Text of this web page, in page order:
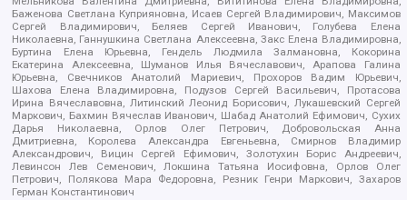
Баженова Светлана Куприяновна, Исаев Сергей Владимирович, Максимов
Сергей Владимирович, Беляев Сергей Иванович, Голубева Елена
Николаевна, Ганнушкина Светлана Алексеевна, Закс Елена Владимировна,
Буртина Елена Юрьевна, Гендель Людмила Залмановна, Кокорина
Екатерина Алексеевна, Шуманов Илья Вячеславович, Арапова Галина
Юрьевна, Свечников Анатолий Мариевич, Прохоров Вадим Юрьевич,
Шахова Елена Владимировна, Подузов Сергей Васильевич, Протасова
Ирина Вячеславовна, Литинский Леонид Борисович, Лукашевский Сергей
Маркович, Бахмин Вячеслав Иванович, Шабад Анатолий Ефимович, Сухих
Дарья Николаевна, Орлов Олег Петрович, Добровольская Анна
Дмитриевна, Королева Александра Евгеньевна, Смирнов Владимир
Александрович, Вицин Сергей Ефимович, Золотухин Борис Андреевич,
Левинсон Лев Семенович, Локшина Татьяна Иосифовна, Орлов Олег
Петрович, Полякова Мара Федоровна, Резник Генри Маркович, Захаров
Герман Константинович